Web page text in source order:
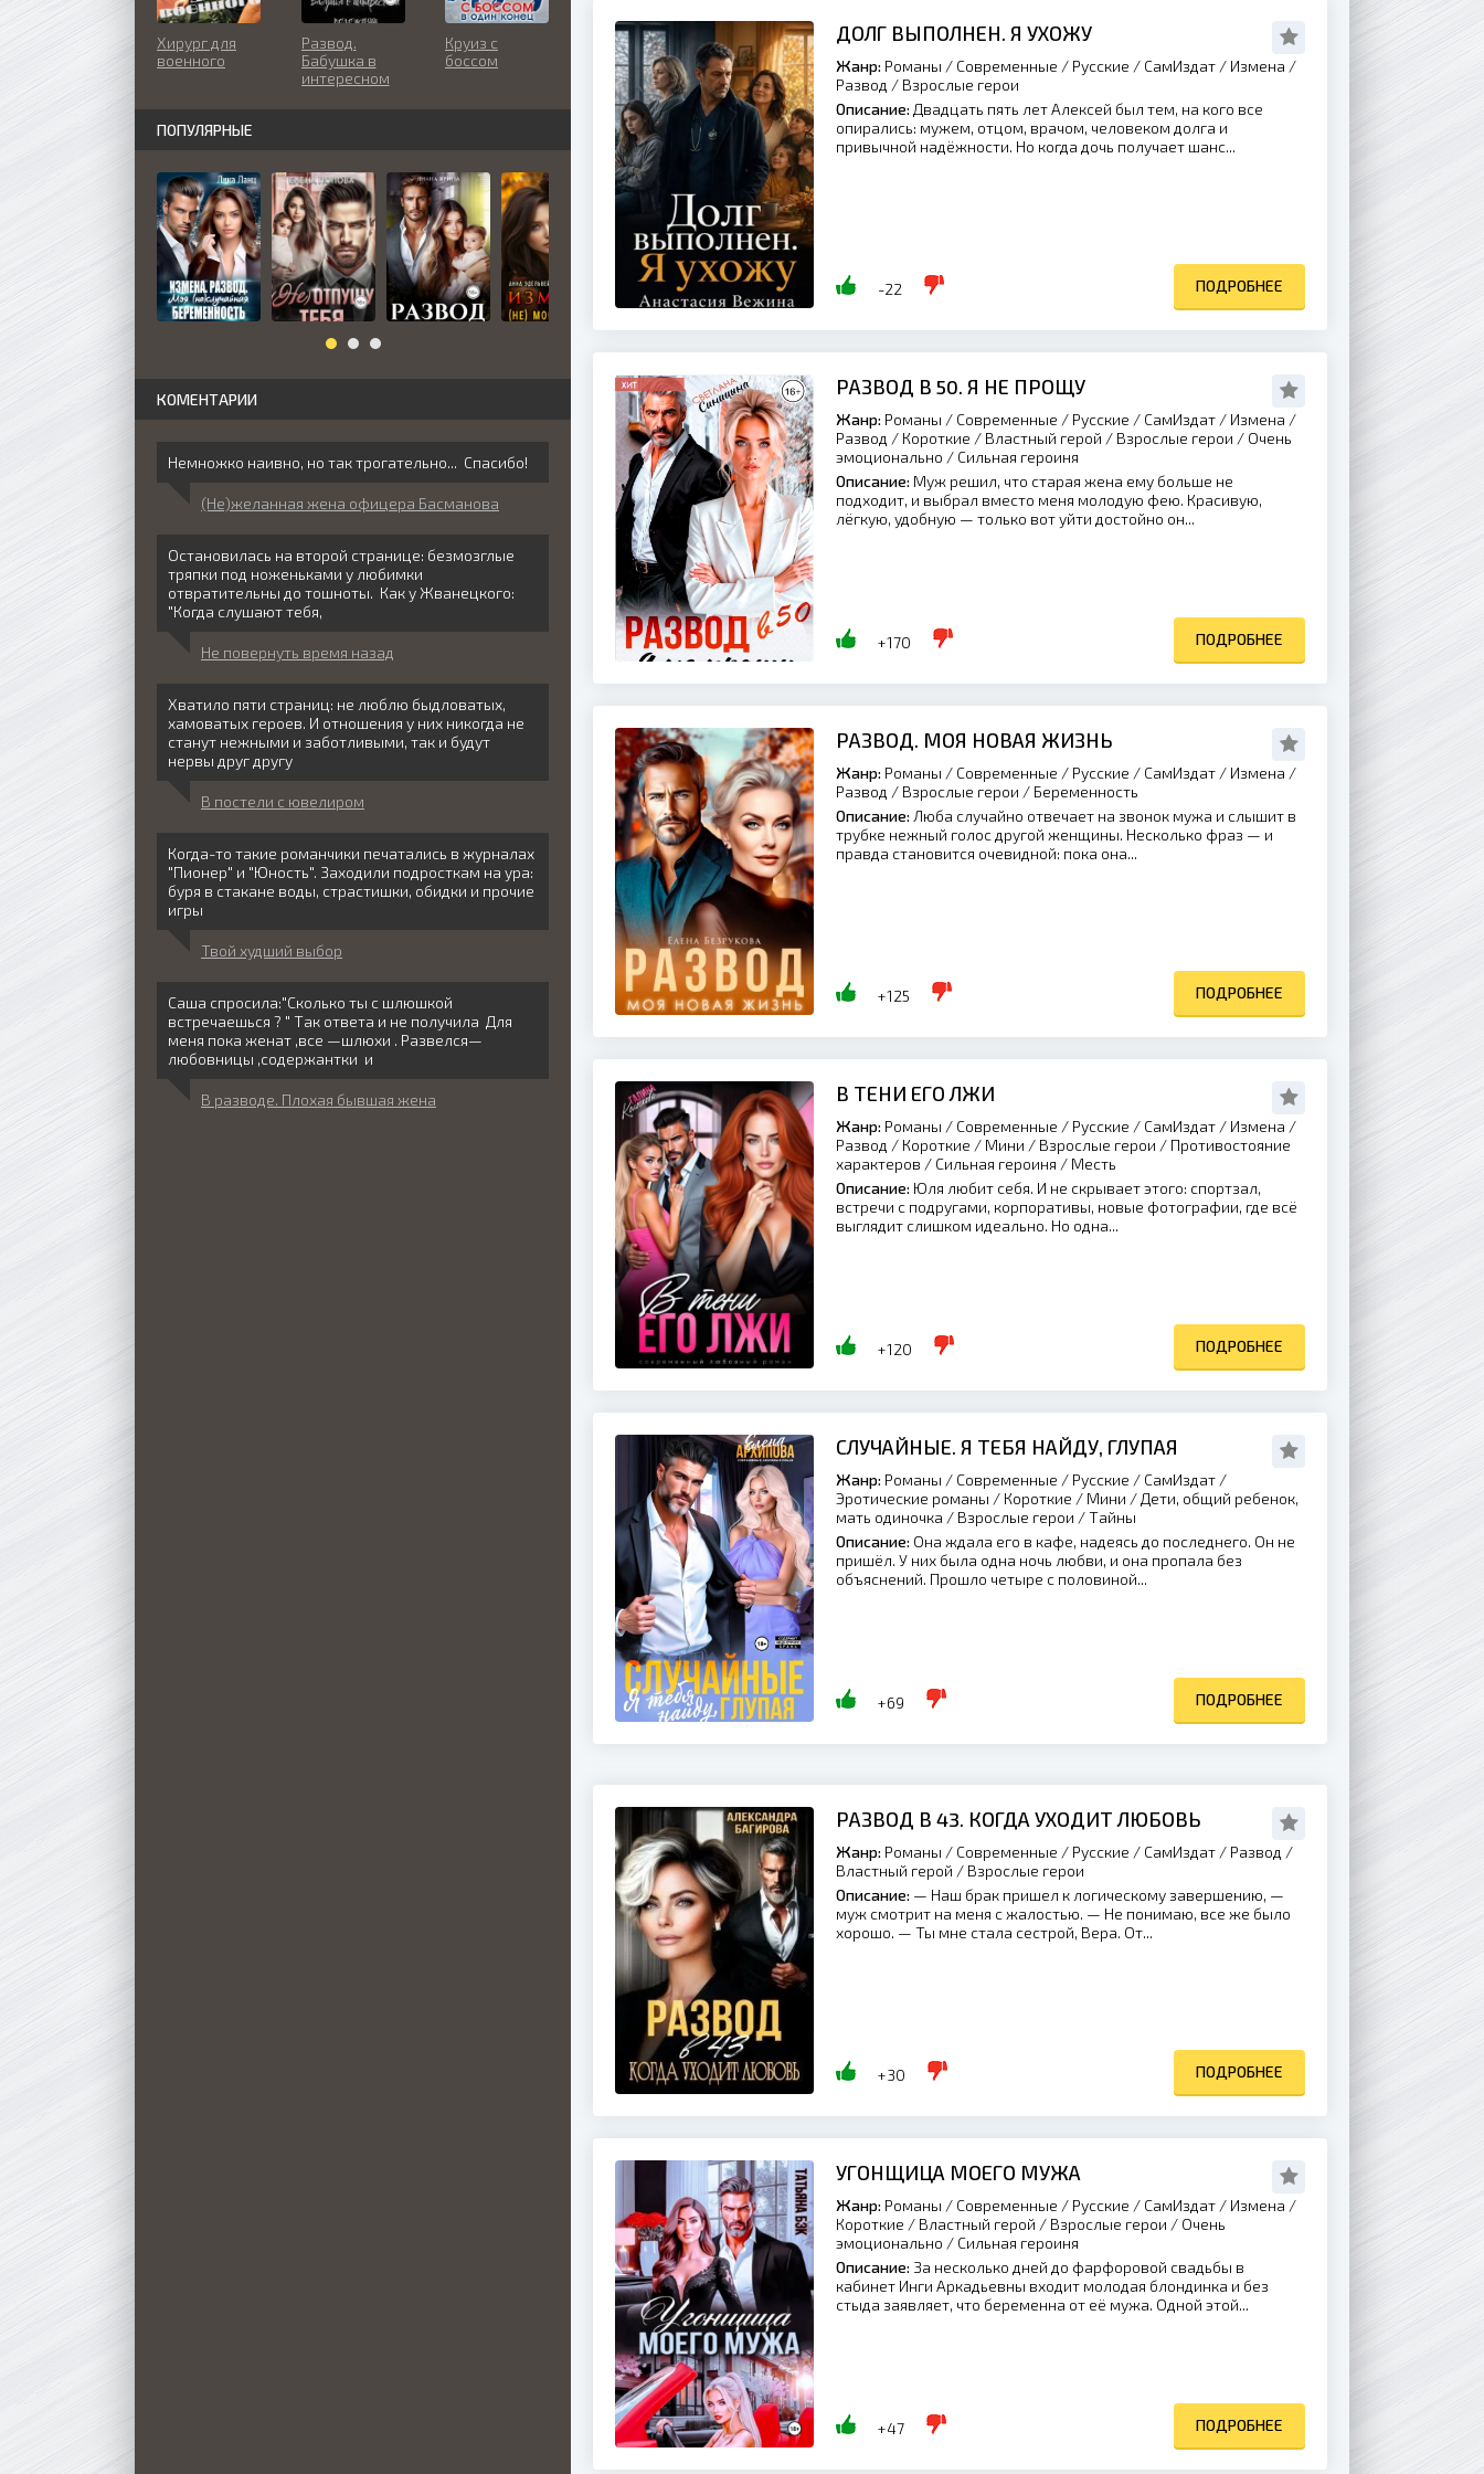
ДОЛГ ВЫПОЛНЕН. Я УХОЖУ
Жанр: Романы / Современные / Русские / СамИздат / Измена /
Развод / Взрослые герои
Описание: Двадцать пять лет Алексей был тем, на кого все
опирались: мужем, отцом, врачом, человеком долга и
привычной надёжности. Но когда дочь получает шанс...
-22 ПОДРОБНЕЕ
РАЗВОД В 50. Я НЕ ПРОЩУ
Жанр: Романы / Современные / Русские / СамИздат / Измена /
Развод / Короткие / Властный герой / Взрослые герои / Очень
эмоционально / Сильная героиня
Описание: Муж решил, что старая жена ему больше не
подходит, и выбрал вместо меня молодую фею. Красивую,
лёгкую, удобную — только вот уйти достойно он...
+170 ПОДРОБНЕЕ
РАЗВОД. МОЯ НОВАЯ ЖИЗНЬ
Жанр: Романы / Современные / Русские / СамИздат / Измена /
Развод / Взрослые герои / Беременность
Описание: Люба случайно отвечает на звонок мужа и слышит в
трубке нежный голос другой женщины. Несколько фраз — и
правда становится очевидной: пока она...
+125 ПОДРОБНЕЕ
В ТЕНИ ЕГО ЛЖИ
Жанр: Романы / Современные / Русские / СамИздат / Измена /
Развод / Короткие / Мини / Взрослые герои / Противостояние
характеров / Сильная героиня / Месть
Описание: Юля любит себя. И не скрывает этого: спортзал,
встречи с подругами, корпоративы, новые фотографии, где всё
выглядит слишком идеально. Но одна...
+120 ПОДРОБНЕЕ
СЛУЧАЙНЫЕ. Я ТЕБЯ НАЙДУ, ГЛУПАЯ
Жанр: Романы / Современные / Русские / СамИздат /
Эротические романы / Короткие / Мини / Дети, общий ребенок,
мать одиночка / Взрослые герои / Тайны
Описание: Она ждала его в кафе, надеясь до последнего. Он не
пришёл. У них была одна ночь любви, и она пропала без
объяснений. Прошло четыре с половиной...
+69 ПОДРОБНЕЕ
РАЗВОД В 43. КОГДА УХОДИТ ЛЮБОВЬ
Жанр: Романы / Современные / Русские / СамИздат / Развод /
Властный герой / Взрослые герои
Описание: — Наш брак пришел к логическому завершению, —
муж смотрит на меня с жалостью. — Не понимаю, все же было
хорошо. — Ты мне стала сестрой, Вера. От...
+30 ПОДРОБНЕЕ
УГОНЩИЦА МОЕГО МУЖА
Жанр: Романы / Современные / Русские / СамИздат / Измена /
Короткие / Властный герой / Взрослые герои / Очень
эмоционально / Сильная героиня
Описание: За несколько дней до фарфоровой свадьбы в
кабинет Инги Аркадьевны входит молодая блондинка и без
стыда заявляет, что беременна от её мужа. Одной этой...
+47 ПОДРОБНЕЕ
Хирург для
военного
Развод.
Бабушка в
интересном
Марина Вуд
Круиз с
боссом
ПОПУЛЯРНЫЕ
КОМЕНТАРИИ
Немножко наивно, но так трогательно... Спасибо!
(Не)желанная жена офицера Басманова
Остановилась на второй странице: безмозглые
тряпки под ноженьками у любимки
отвратительны до тошноты. Как у Жванецкого:
"Когда слушают тебя,
Не повернуть время назад
Хватило пяти страниц: не люблю быдловатых,
хамоватых героев. И отношения у них никогда не
станут нежными и заботливыми, так и будут
нервы друг другу
В постели с ювелиром
Когда-то такие романчики печатались в журналах
"Пионер" и "Юность". Заходили подросткам на ура:
буря в стакане воды, страстишки, обидки и прочие
игры
Твой худший выбор
Саша спросила:"Сколько ты с шлюшкой
встречаешься ? " Так ответа и не получила Для
меня пока женат ,все —шлюхи . Развелся—
любовницы ,содержантки и
В разводе. Плохая бывшая жена